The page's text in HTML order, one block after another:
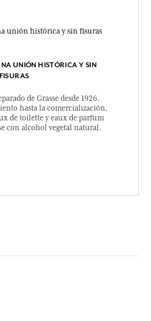
UNIÓN HISTÓRICA Y SIN
FISURAS
de Grasse desde 1926.
hasta la comercialización,
de toilette y eaux de parfum
con alcohol vegetal natural.